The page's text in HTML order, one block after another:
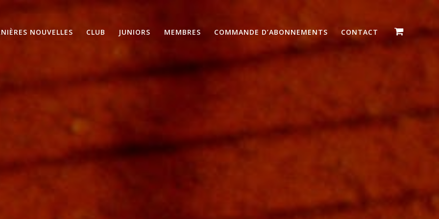
NOUVELLES CLUB JUNIORS MEMBRES COMMANDE D’ABONNEMENTS CONTACT